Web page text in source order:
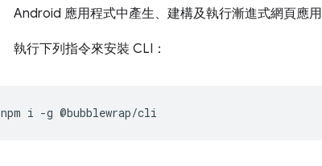
Android 應用程式中產生、建構及執行漸進式網頁應用
執行下列指令來安裝 CLI：
npm i -g